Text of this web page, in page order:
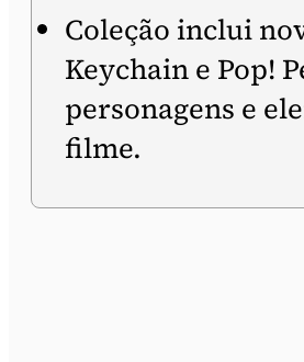
Coleção inclui
Keychain e Pop!
personagens e
filme.